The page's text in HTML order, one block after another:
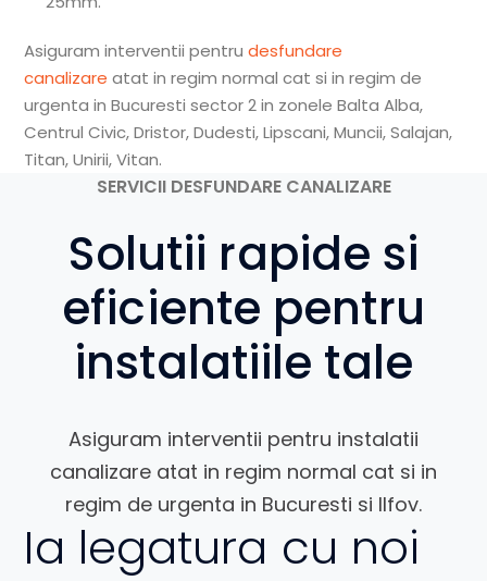
Asiguram interventii pentrudesfundare
canalizare atat in regim normal cat si in regim de
urgenta in Bucuresti sector 2 in zonele Balta Alba,
Centrul Civic, Dristor, Dudesti, Lipscani, Muncii, Salajan,
Titan, Unirii, Vitan.
SERVICII DESFUNDARE CANALIZARE
Solutii rapide si
eficiente pentru
instalatiile tale
Asiguram interventii pentru instalatii
canalizare atat in regim normal cat si in
regim de urgenta in Bucuresti si Ilfov.
Ia legatura cu noi